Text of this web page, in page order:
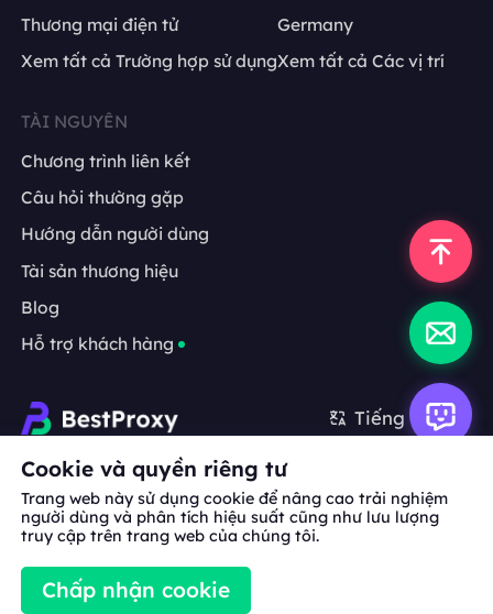
Thương mại điện tử
Xem tất cả Trường hợp sử dụng
Germany
Xem tất cả Các vị trí
TÀI NGUYÊN
Chương trình liên kết
Câu hỏi thường gặp
Hướng dẫn người dùng
Tài sản thương hiệu
Blog
Hỗ trợ khách hàng
Tiếng Việt
Hợp tác: michael.wang@bestproxy.com
Về
chúng
Tài sản
thương hiệu
dịch vụ
Cookie và quyền riêng tư
Trang web này sử dụng cookie để nâng cao trải nghiệm
người dùng và phân tích hiệu suất cũng như lưu lượng
truy cập trên trang web của chúng tôi.
Chấp nhận cookie